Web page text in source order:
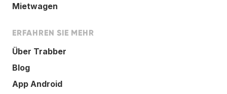
Mietwagen
ERFAHREN SIE MEHR
Über Trabber
Blog
App Android